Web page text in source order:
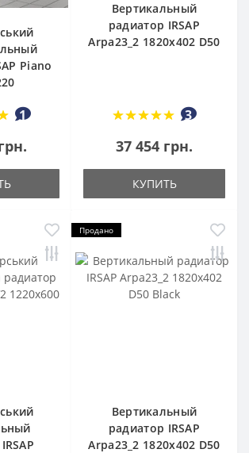
Piano
1
Вертикальный
радиатор IRSAP
Arpa23_2 1820x402 D50
3
37 454 грн.
КУПИТЬ
Продано
Вертикальный
радиатор IRSAP
Arpa23_2 1820x402 D50